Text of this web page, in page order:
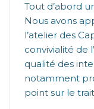
Tout d’abord
Nous avons
l’atelier des
convivialité de
qualité des
notamment
point sur le